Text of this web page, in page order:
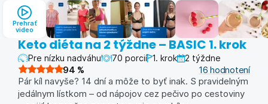
Prehrať
video
Keto diéta na 2 týždne – BASIC 1. krok
Pre nízku nadváhu 70 porcií 1. krok 2 týždne
94 % 16 hodnotení
Pár kíl navyše? 14 dní a môže to byť inak. S pravidelným
jedálnym lístkom – od nápojov cez pečivo po cestoviny